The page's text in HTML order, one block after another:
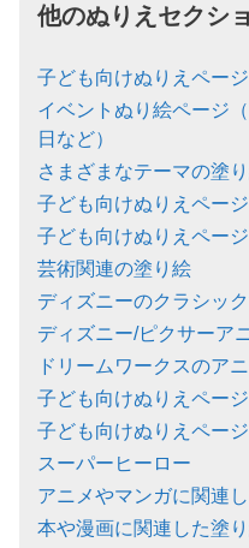
他のぬりえセクシ
子ども向けぬりえペー
イベントぬり絵ページ
日など）
さまざまなテーマの塗
子ども向けぬりえペー
子ども向けぬりえペー
芸術関連の塗り絵
ディズニーのクラシッ
ディズニー/ピクサーア
ドリームワークスのア
子ども向けぬりえペー
子ども向けぬりえペー
スーパーヒーロー
アニメやマンガに関連
本や漫画に関連した塗